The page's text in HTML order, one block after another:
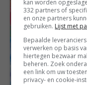
kan worden
332 partners of
en onze partners
gebruiken. Lijst met
Bepaalde
verwerken op basis
hiertegen bezwaar
beheren. Zoek
een link om uw
privacy- en cookie-